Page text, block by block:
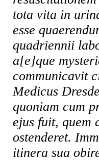
tota vita in
esse
quadriennii
a[e]que
communicavit
Medicus
quoniam cum
ejus fuit, quem
ostenderet.
itinera sua